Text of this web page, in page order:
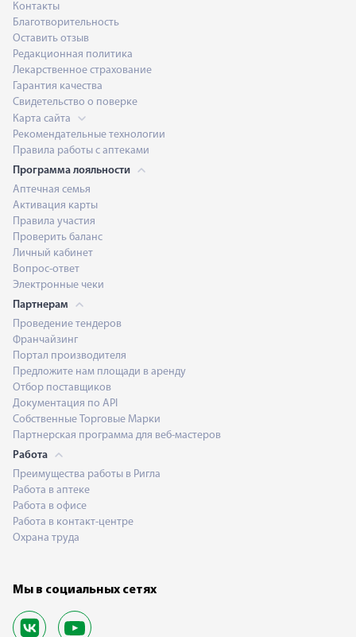
Контакты
Благотворительность
Оставить отзыв
Редакционная политика
Лекарственное страхование
Гарантия качества
Свидетельство о поверке
Карта сайта
Рекомендательные технологии
Правила работы с аптеками
Программа лояльности
Аптечная семья
Активация карты
Правила участия
Проверить баланс
Личный кабинет
Вопрос-ответ
Электронные чеки
Партнерам
Проведение тендеров
Франчайзинг
Портал производителя
Предложите нам площади в аренду
Отбор поставщиков
Документация по API
Собственные Торговые Марки
Партнерская программа для веб-мастеров
Работа
Преимущества работы в Ригла
Работа в аптеке
Работа в офисе
Работа в контакт-центре
Охрана труда
Мы в социальных сетях